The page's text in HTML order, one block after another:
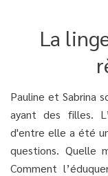
La
Pauline et Sabrina
ayant des filles.
d'entre elle a été
questions. Quelle
Comment